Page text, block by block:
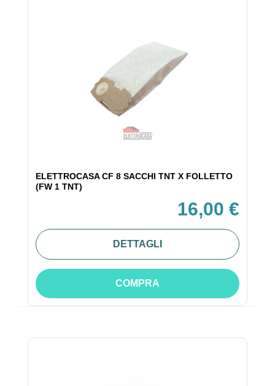
ELETTROCASA CF 8 SACCHI TNT X FOLLETTO
(FW 1 TNT)
16,00 €
DETTAGLI
COMPRA